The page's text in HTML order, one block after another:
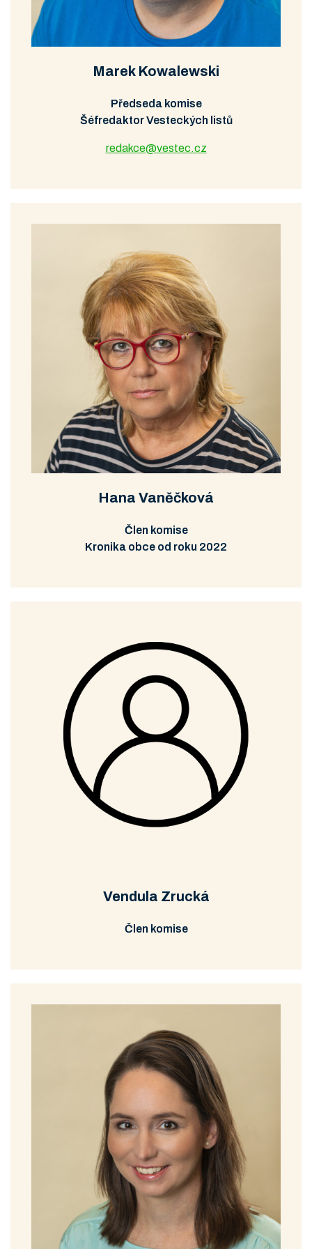
Marek Kowalewski
Předseda komise
Šéfredaktor Vesteckých listů
redakce@vestec.cz
Hana Vaněčková
Člen komise
Kronika obce od roku 2022
Vendula Zrucká
Člen komise